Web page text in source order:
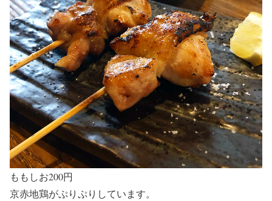
ももしお200円
京赤地鶏がぷりぷりしています。